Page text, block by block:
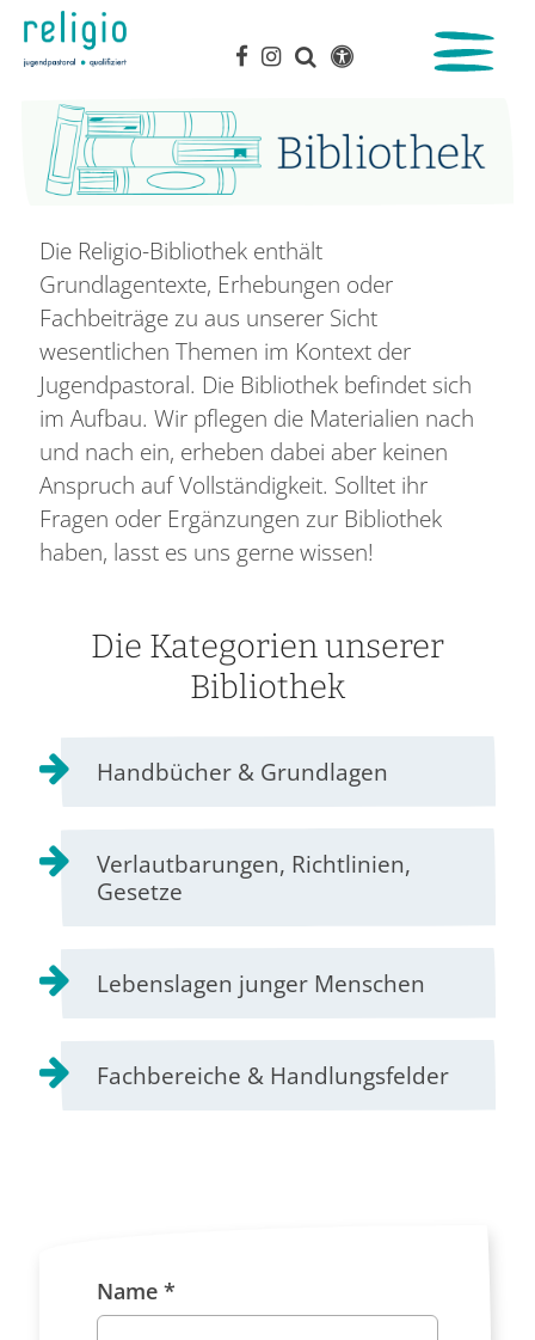
Die Religio-Bibliothek enthält
Grundlagentexte, Erhebungen oder
Fachbeiträge zu aus unserer Sicht
wesentlichen Themen im Kontext der
Jugendpastoral. Die Bibliothek befindet sich
im Aufbau. Wir pflegen die Materialien nach
und nach ein, erheben dabei aber keinen
Anspruch auf Vollständigkeit. Solltet ihr
Fragen oder Ergänzungen zur Bibliothek
haben, lasst es uns gerne wissen!
Die Kategorien unserer
Bibliothek
Handbücher & Grundlagen
Verlautbarungen, Richtlinien,
Gesetze
Lebenslagen junger Menschen
Fachbereiche & Handlungsfelder
Name *